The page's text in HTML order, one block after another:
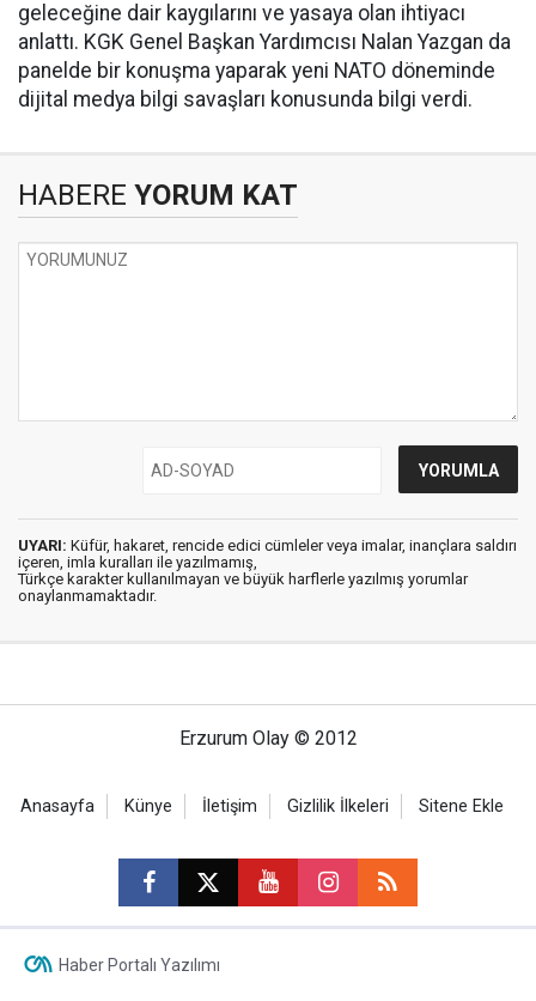
geleceğine dair kaygılarını ve yasaya olan ihtiyacı
anlattı. KGK Genel Başkan Yardımcısı Nalan Yazgan da
panelde bir konuşma yaparak yeni NATO döneminde
dijital medya bilgi savaşları konusunda bilgi verdi.
HABERE YORUM KAT
UYARI: Küfür, hakaret, rencide edici cümleler veya imalar, inançlara saldırı
içeren, imla kuralları ile yazılmamış,
Türkçe karakter kullanılmayan ve büyük harflerle yazılmış yorumlar
onaylanmamaktadır.
Erzurum Olay © 2012
Anasayfa Künye İletişim Gizlilik İlkeleri Sitene Ekle
Haber Portalı Yazılımı